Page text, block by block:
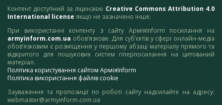
Контент доступний за ліцензією Creative Commons Attribution 4.0
International license якщо не зазначено інше.
При використанні контенту з сайту АрміяInform посилання на
armyinform.com.ua обов’язкове. Для суб’єктів у сфері онлайн-медіа
обов’язковим є розміщення у першому абзаці матеріалу прямого та
відкритого для пошукових систем гіперпосилання на цитований
матеріал.
Політика користування сайтом АрміяInform
Політика використання файлів cookie
Зауваження та пропозиції по роботі сайту надсилайте на адресу:
webmaster@armyinform.com.ua